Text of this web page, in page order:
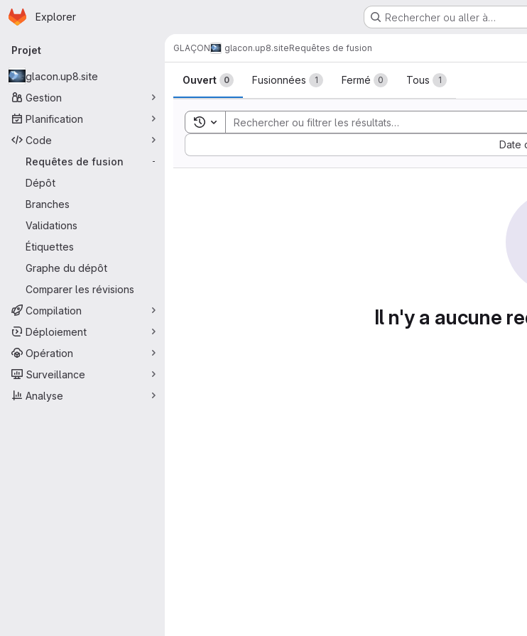
Passer au contenu principal
Page d'accueil
Explorer Rechercher ou aller à…
Navigation principale
Projet
glacon.up8.site
Gestion
Planification
Code
Requêtes de fusion
-
Dépôt
Branches
Validations
Étiquettes
Graphe du dépôt
Comparer les révisions
Compilation
Déploiement
Opération
Surveillance
Analyse
GLAÇON glacon.up8.siteRequêtes de fusion
Requêtes de fusion
Ouvert 0 Fusionnées 1 Fermé 0 Tous 1
Toggle search history
Date
Sort by:
Il n'y a aucune